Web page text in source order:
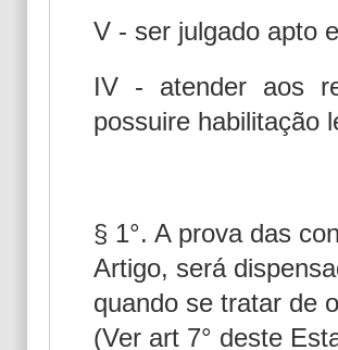
V - ser julgado apto
IV - atender aos
possuire habilitação
§ 1°. A prova das
Artigo, será
quando se tratar de
(Ver art 7° deste